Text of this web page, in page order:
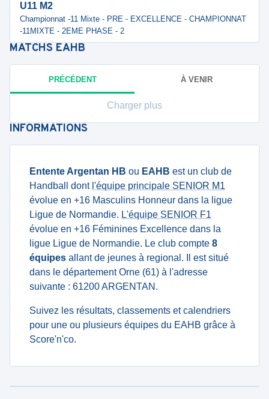
U11 M2
Championnat -11 Mixte - PRE - EXCELLENCE - CHAMPIONNAT
-11MIXTE - 2EME PHASE - 2
MATCHS EAHB
PRÉCÉDENT À VENIR
Charger plus
INFORMATIONS
Entente Argentan HB ou EAHB est un club de
Handball dont l'équipe principale SENIOR M1
évolue en +16 Masculins Honneur dans la ligue
Ligue de Normandie. L'équipe SENIOR F1
évolue en +16 Féminines Excellence dans la
ligue Ligue de Normandie. Le club compte 8
équipes allant de jeunes à regional. Il est situé
dans le département Orne (61) à l'adresse
suivante : 61200 ARGENTAN.
Suivez les résultats, classements et calendriers
pour une ou plusieurs équipes du EAHB grâce à
Score'n'co.